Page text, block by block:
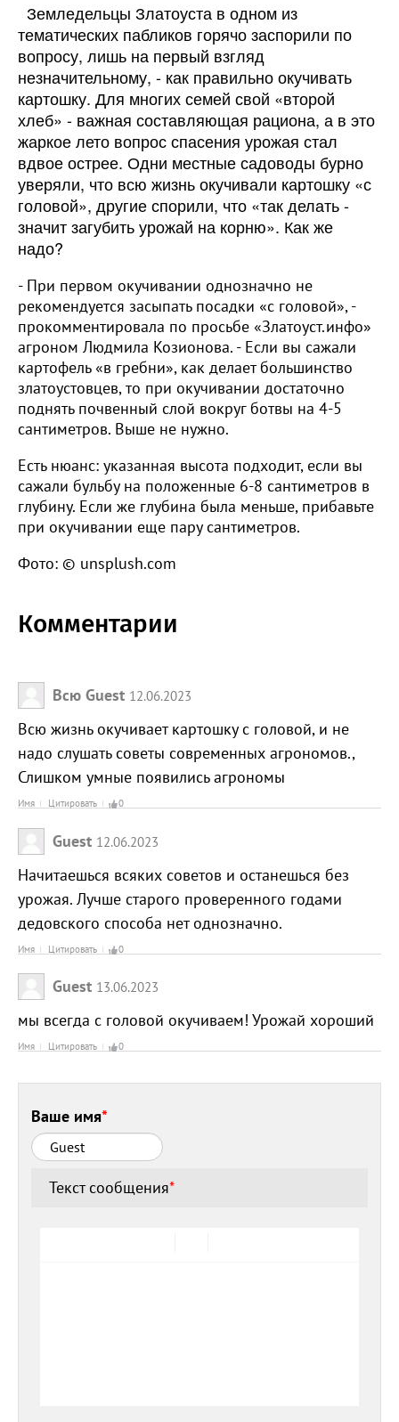
Земледельцы Златоуста в одном из
тематических пабликов горячо заспорили по
вопросу, лишь на первый взгляд
незначительному, - как правильно окучивать
картошку. Для многих семей свой «второй
хлеб» - важная составляющая рациона, а в это
жаркое лето вопрос спасения урожая стал
вдвое острее. Одни местные садоводы бурно
уверяли, что всю жизнь окучивали картошку «с
головой», другие спорили, что «так делать -
значит загубить урожай на корню». Как же
надо?
- При первом окучивании однозначно не
рекомендуется засыпать посадки «с головой», -
прокомментировала по просьбе «Златоуст.инфо»
агроном Людмила Козионова. - Если вы сажали
картофель «в гребни», как делает большинство
златоустовцев, то при окучивании достаточно
поднять почвенный слой вокруг ботвы на 4-5
сантиметров. Выше не нужно.
Есть нюанс: указанная высота подходит, если вы
сажали бульбу на положенные 6-8 сантиметров в
глубину. Если же глубина была меньше, прибавьте
при окучивании еще пару сантиметров.
Фото: © unsplush.com
Комментарии
Всю Guest 12.06.2023
Всю жизнь окучивает картошку с головой, и не
надо слушать советы современных агрономов.,
Слишком умные появились агрономы
Имя Цитировать 0
Guest 12.06.2023
Начитаешься всяких советов и останешься без
урожая. Лучше старого проверенного годами
дедовского способа нет однозначно.
Имя Цитировать 0
Guest 13.06.2023
мы всегда с головой окучиваем! Урожай хороший
Имя Цитировать 0
Ваше имя*
Текст сообщения*